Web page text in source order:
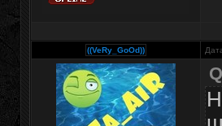
((VeRy_GoOd))